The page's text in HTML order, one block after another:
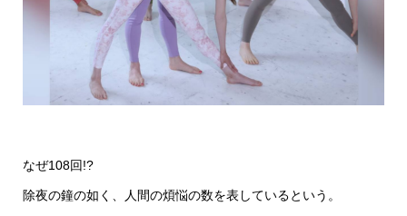
なぜ108回!?
除夜の鐘の如く、人間の煩悩の数を表しているという。